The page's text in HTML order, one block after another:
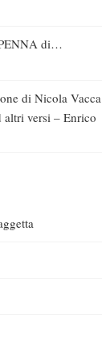
di…
di Nicola Vacca
altri versi – Enrico